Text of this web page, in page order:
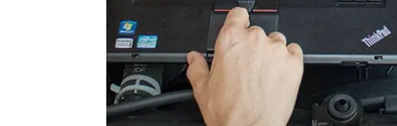
Soundsystem
Telefon-/Notruf-System
Türsteuergerät vorne links
Türsteuergerät vorne rechts
Unterhaltungseinheit oben